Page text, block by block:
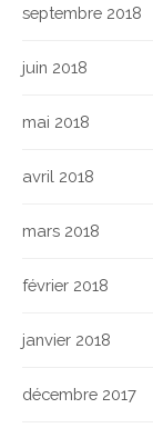
septembre 2018
juin 2018
mai 2018
avril 2018
mars 2018
février 2018
janvier 2018
décembre 2017